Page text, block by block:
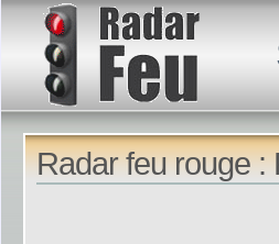
Radar feu rouge :